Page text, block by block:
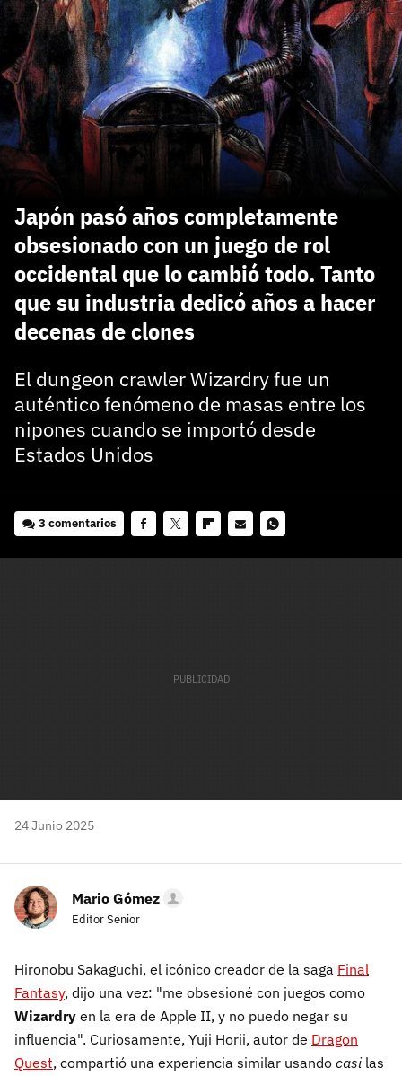
Japón pasó años completamente
obsesionado con un juego de rol
occidental que lo cambió todo. Tanto
que su industria dedicó años a hacer
decenas de clones
El dungeon crawler Wizardry fue un
auténtico fenómeno de masas entre los
nipones cuando se importó desde
Estados Unidos
3 comentarios
24 Junio 2025
Mario Gómez
Editor Senior
Hironobu Sakaguchi, el icónico creador de la saga Final
Fantasy, dijo una vez: "me obsesioné con juegos como
Wizardry en la era de Apple II, y no puedo negar su
influencia". Curiosamente, Yuji Horii, autor de Dragon
Quest, compartió una experiencia similar usando casi las
¿Todavía no tienes cuenta?
Regístrate gratis
El inicio de sesión con Facebook ya no está
disponible, pero puedes seguir usando tu cuenta
de 3DJuegos:
Recupera tu acceso con Facebook
carácter inicial), pero no mayúsculas, espacios, tildes
o caracteres especiales.
He leído y acepto lapolitica de privacidad y
de participación
Registrarse en 3DJuegos
Entra con Google
¿Ya tienes cuenta?
Entra en 3DJuegos